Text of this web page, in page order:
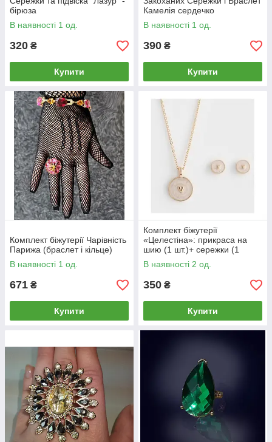
бірюза
В наявності 1 од.
320 ₴
Купити
Камелія сердечко
В наявності 1 од.
390 ₴
Купити
Комплект біжутерії Чарівність
Парижа (браслет і кільце)
В наявності 1 од.
671 ₴
Купити
Комплект біжутерії
«Целестіна»: прикраса на
шию (1 шт.)+ сережки (1
пара)
В наявності 2 од.
350 ₴
Купити